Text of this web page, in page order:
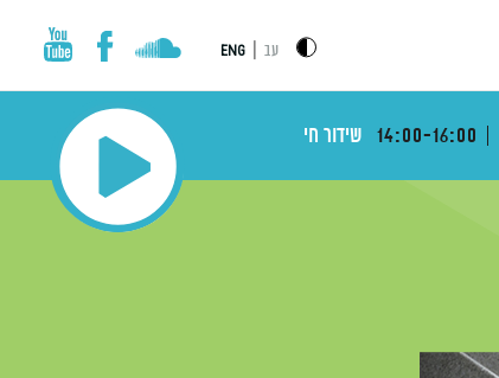
עב ENG
14:00-16:00 שידור חי